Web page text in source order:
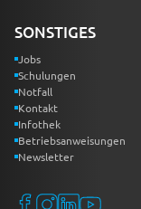
SONSTIGES
Jobs
Schulungen
Notfall
Kontakt
Infothek
Betriebsanweisungen
Newsletter